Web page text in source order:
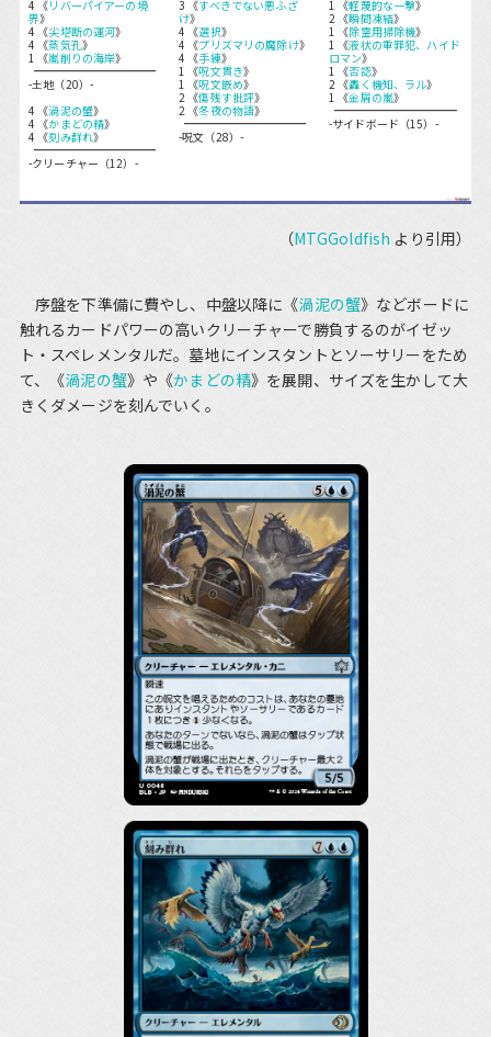
4 《リバーパイアーの境
界》
4 《尖塔断の運河》
4 《蒸気孔》
1 《嵐削りの海岸》
-土地（20）-
4 《渦泥の蟹》
4 《かまどの精》
4 《刻み群れ》
-クリーチャー（12）-
3 《すべきでない悪ふざ
け》
4 《選択》
4 《プリズマリの魔除け》
4 《手練》
1 《呪文貫き》
1 《呪文嵌め》
2 《傷残す批評》
2 《冬夜の物語》
-呪文（28）-
1 《軽蔑的な一撃》
2 《瞬間凍結》
1 《除霊用掃除機》
1 《液状の重罪犯、ハイド
ロマン》
1 《否認》
2 《轟く機知、ラル》
1 《金屑の嵐》
-サイドボード（15）-
（MTGGoldfish より引用）
序盤を下準備に費やし、中盤以降に《渦泥の蟹》などボードに
触れるカードパワーの高いクリーチャーで勝負するのがイゼッ
ト・スペレメンタルだ。墓地にインスタントとソーサリーをため
て、《渦泥の蟹》や《かまどの精》を展開、サイズを生かして大
きくダメージを刻んでいく。